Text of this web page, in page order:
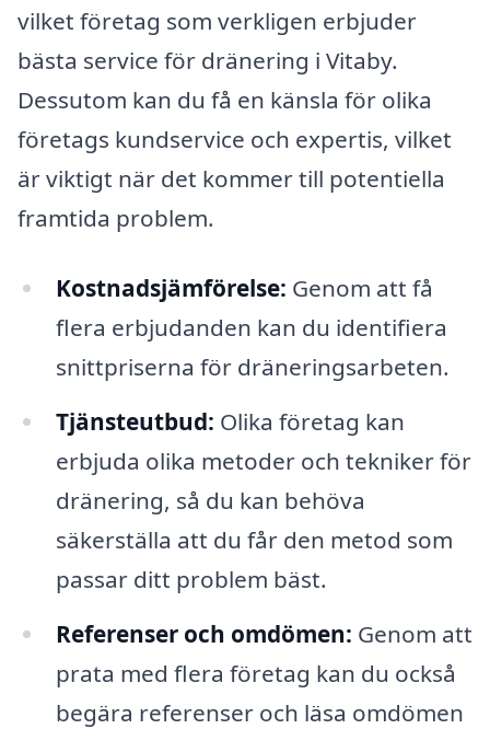
vilket företag som verkligen erbjuder
bästa service för dränering i Vitaby.
Dessutom kan du få en känsla för olika
företags kundservice och expertis, vilket
är viktigt när det kommer till potentiella
framtida problem.
Kostnadsjämförelse: Genom att få
flera erbjudanden kan du identifiera
snittpriserna för dräneringsarbeten.
Tjänsteutbud: Olika företag kan
erbjuda olika metoder och tekniker för
dränering, så du kan behöva
säkerställa att du får den metod som
passar ditt problem bäst.
Referenser och omdömen: Genom att
prata med flera företag kan du också
begära referenser och läsa omdömen